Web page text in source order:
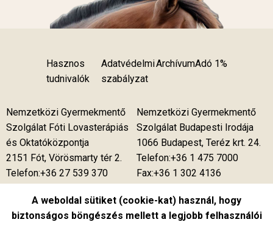
Hasznos
tudnivalók
Adatvédelmi
szabályzat
ArchívumAdó 1%
Nemzetközi Gyermekmentő
Szolgálat Fóti Lovasterápiás
és Oktatóközpontja
2151 Fót, Vörösmarty tér 2.
Telefon:+36 27 539 370
Telefon:+36 27 537 850
Fax:+36 27 539 376
Nemzetközi Gyermekmentő
Szolgálat Budapesti Irodája
1066 Budapest, Teréz krt. 24.
Telefon:+36 1 475 7000
Fax:+36 1 302 4136
A weboldal sütiket (cookie-kat) használ, hogy
biztonságos böngészés mellett a legjobb felhasználói